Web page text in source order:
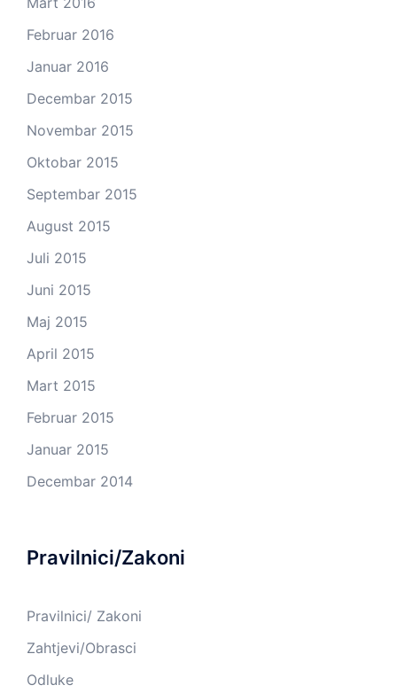
Februar 2016
Januar 2016
Decembar 2015
Novembar 2015
Oktobar 2015
Septembar 2015
August 2015
Juli 2015
Juni 2015
Maj 2015
April 2015
Mart 2015
Februar 2015
Januar 2015
Decembar 2014
Pravilnici/Zakoni
Pravilnici/ Zakoni
Zahtjevi/Obrasci
Odluke